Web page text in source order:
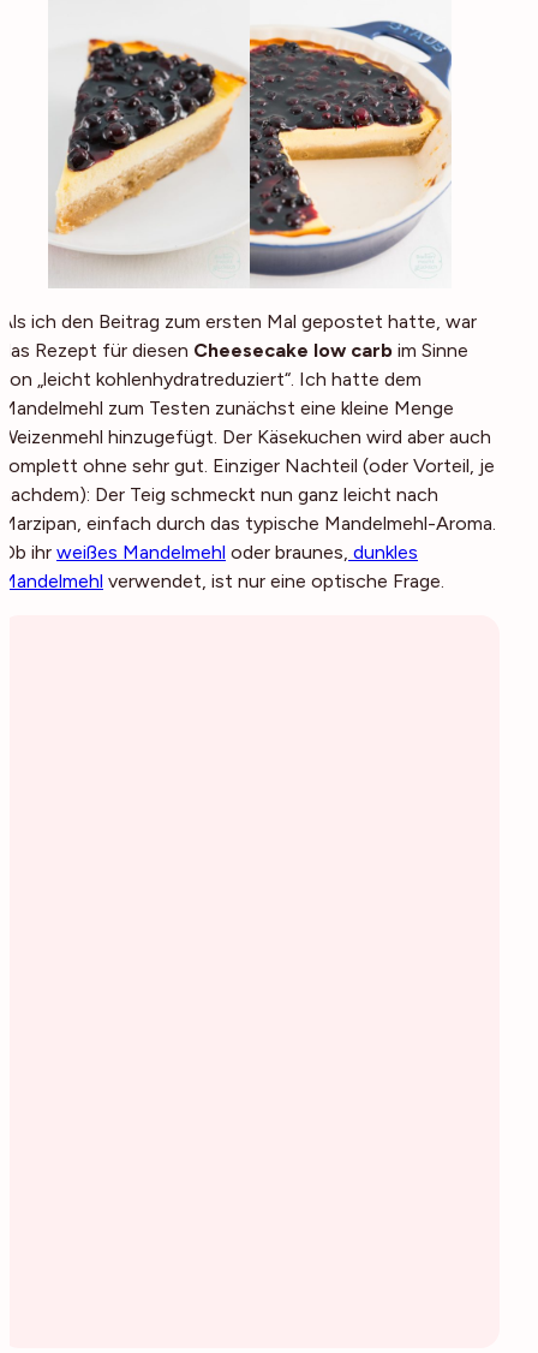
Als ich den Beitrag zum ersten Mal gepostet hatte, war
das Rezept für diesen Cheesecake low carb im Sinne
von „leicht kohlenhydratreduziert“. Ich hatte dem
Mandelmehl zum Testen zunächst eine kleine Menge
Weizenmehl hinzugefügt. Der Käsekuchen wird aber auch
komplett ohne sehr gut. Einziger Nachteil (oder Vorteil, je
nachdem): Der Teig schmeckt nun ganz leicht nach
Marzipan, einfach durch das typische Mandelmehl-Aroma.
Ob ihr weißes Mandelmehl oder braunes, dunkles
Mandelmehl verwendet, ist nur eine optische Frage.